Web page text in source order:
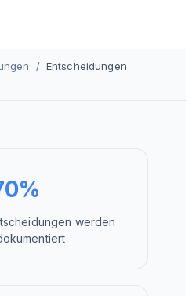
/ Entscheidungen
werden